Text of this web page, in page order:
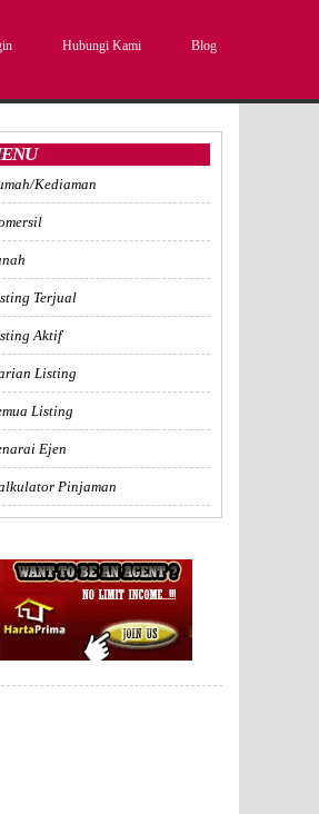
Hubungi Kami Blog
Kediaman
Terjual
Aktif
Listing
Listing
Ejen
Pinjaman